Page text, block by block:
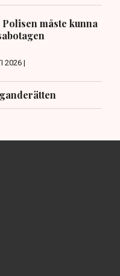
måste kunna
2026 |